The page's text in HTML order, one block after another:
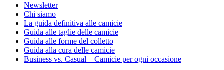
Newsletter
Chi siamo
La guida definitiva alle camicie
Guida alle taglie delle camicie
Guida alle forme del colletto
Guida alla cura delle camicie
Business vs. Casual – Camicie per ogni occasione